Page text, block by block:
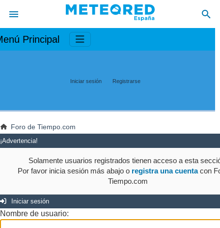
Principal
Iniciar sesión Registrarse
Foro de Tiempo.com
¡Advertencia!
Solamente usuarios registrados tienen acceso a esta
Por favor inicia sesión más abajo o registra una cuentacon
Tiempo.com
Iniciar sesión
Nombre de usuario: